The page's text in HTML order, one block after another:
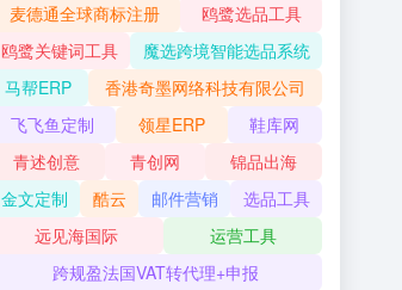
麦德通全球商标注册
鸥鹭选品工具
鸥鹭关键词工具
魔选跨境智能选品系统
马帮ERP
香港奇墨网络科技有限公司
飞飞鱼定制
领星ERP
鞋库网
青述创意
青创网
锦品出海
金文定制
酷云 邮件营销
选品工具
远见海国际
运营工具
跨规盈法国VAT转代理+申报